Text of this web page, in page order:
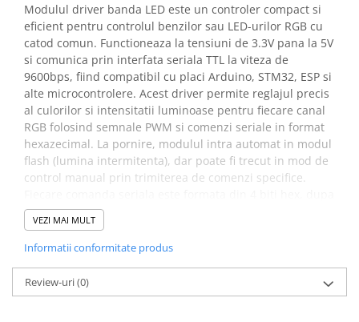
Lanterne de Mana
Lampi Solare
Proiectoare LED
Aeroterme
Auto
Roboti de Pornire Auto
Microscoape Biologice
Modulul driver banda LED este un controler compact si
eficient pentru controlul benzilor sau LED-urilor RGB cu
catod comun. Functioneaza la tensiuni de 3.3V pana la 5V
si comunica prin interfata seriala TTL la viteza de
9600bps, fiind compatibil cu placi Arduino, STM32, ESP si
alte microcontrolere. Acest driver permite reglajul precis
al culorilor si intensitatii luminoase pentru fiecare canal
RGB folosind semnale PWM si comenzi seriale in format
hexazecimal. La pornire, modulul intra automat in modul
flash (lumina intermitenta), dar poate fi trecut in mod de
control manual prin trimiterea de comenzi specifice.
structura: [1] cod pornire (0x1F) + [2] canal culoare
(0x01=roșu, 0x02=verde, 0x03=albastru) + [3] intensitate
(0x00-0x64) + [4] checksum (suma primilor 3 octeti).
Specificatii modul driver
VEZI MAI MULT
Informatii conformitate produs
Review-uri(0)